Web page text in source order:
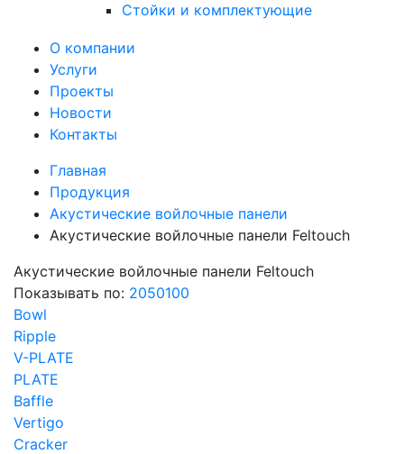
Стойки и комплектующие
О компании
Услуги
Проекты
Новости
Контакты
Главная
Продукция
Акустические войлочные панели
Акустические войлочные панели Feltouch
Акустические войлочные панели Feltouch
Показывать по: 2050100
Bowl
Ripple
V-PLATE
PLATE
Baffle
Vertigo
Cracker